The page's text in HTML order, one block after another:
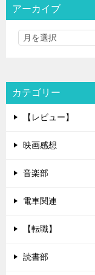
アーカイブ
カテゴリー
【レビュー】
映画感想
音楽部
電車関連
【転職】
読書部